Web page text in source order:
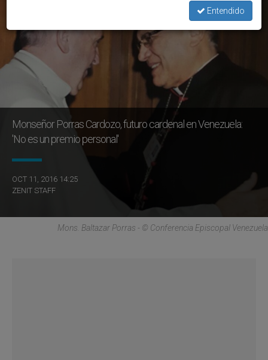
Monseñor Porras Cardozo, futuro cardenal en Venezuela:
'No es un premio personal'
OCT 11, 2016 14:25
ZENIT STAFF
Mons. Baltazar Porras - © Conferencia Episcopal Venezuela
Entendido